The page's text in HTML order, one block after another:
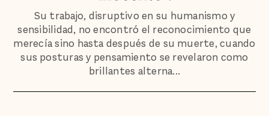
Su trabajo, disruptivo en su humanismo y
sensibilidad, no encontró el reconocimiento que
merecía sino hasta después de su muerte, cuando
sus posturas y pensamiento se revelaron como
brillantes alterna...